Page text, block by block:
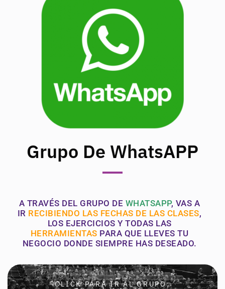
Grupo De WhatsAPP
A TRAVÉS DEL GRUPO DE WHATSAPP, VAS A
IR RECIBIENDO LAS FECHAS DE LAS CLASES,
LOS EJERCICIOS Y TODAS LAS
HERRAMIENTAS PARA QUE LLEVES TU
NEGOCIO DONDE SIEMPRE HAS DESEADO.
CLICK PARA IR AL GRUPO: